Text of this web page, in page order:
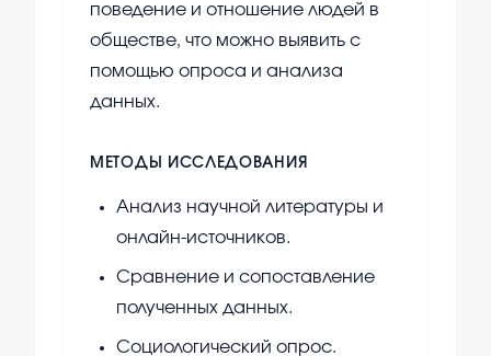
поведение и отношение людей в
обществе, что можно выявить с
помощью опроса и анализа
данных.
МЕТОДЫ ИССЛЕДОВАНИЯ
Анализ научной литературы и
онлайн-источников.
Сравнение и сопоставление
полученных данных.
Социологический опрос.